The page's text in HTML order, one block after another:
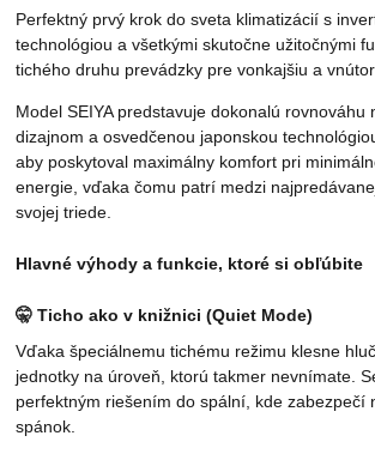
Perfektný prvý krok do sveta klimatizácií s
technológiou a všetkými skutočne užitočnými
tichého druhu prevádzky pre vonkajšiu a
Model SEIYA predstavuje dokonalú rovnováhu
dizajnom a osvedčenou japonskou
aby poskytoval maximálny komfort pri
energie, vďaka čomu patrí medzi
svojej triede.
Hlavné výhody a funkcie, ktoré si obľúbite
🤫Ticho ako v knižnici (Quiet Mode)
Vďaka špeciálnemu tichému režimu klesne
jednotky na úroveň, ktorú takmer nevnímate.
perfektným riešením do spální, kde zabezpečí
spánok.